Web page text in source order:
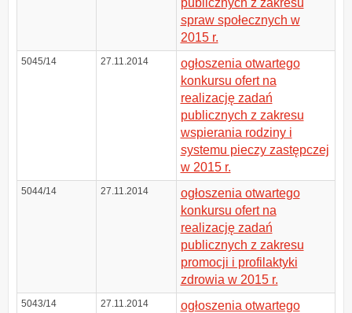
spraw społecznych w
2015 r.
5045/14 27.11.2014
ogłoszenia otwartego
konkursu ofert na
realizację zadań
publicznych z zakresu
wspierania rodziny i
systemu pieczy zastępczej
w 2015 r.
5044/14 27.11.2014
ogłoszenia otwartego
konkursu ofert na
realizację zadań
publicznych z zakresu
promocji i profilaktyki
zdrowia w 2015 r.
5043/14 27.11.2014
ogłoszenia otwartego